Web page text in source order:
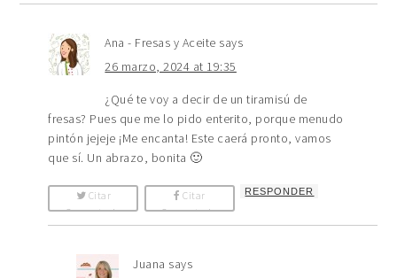
Ana - Fresas y Aceite says
26 marzo, 2024 at 19:35
¿Qué te voy a decir de un tiramisú de
fresas? Pues que me lo pido enterito, porque menudo
pintón jejeje ¡Me encanta! Este caerá pronto, vamos
que sí. Un abrazo, bonita 🙂
Citar
Comentario
Citar
Comentario
RESPONDER
Juana says